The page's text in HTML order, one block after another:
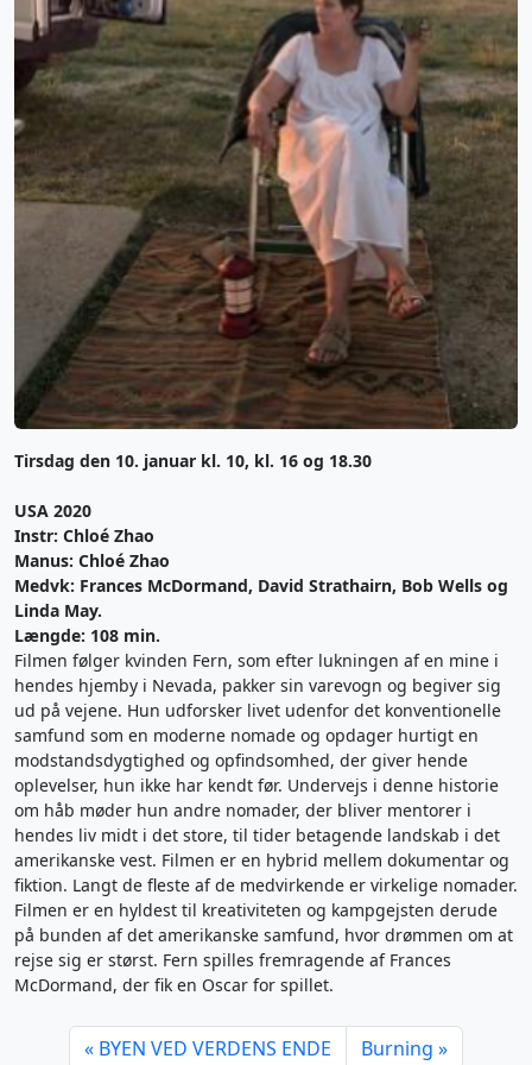
Tirsdag den 10. januar kl. 10, kl. 16 og 18.30
USA 2020
Instr: Chloé Zhao
Manus: Chloé Zhao
Medvk: Frances McDormand, David Strathairn, Bob Wells og
Linda May.
Længde: 108 min.
Filmen følger kvinden Fern, som efter lukningen af en mine i
hendes hjemby i Nevada, pakker sin varevogn og begiver sig
ud på vejene. Hun udforsker livet udenfor det konventionelle
samfund som en moderne nomade og opdager hurtigt en
modstandsdygtighed og opfindsomhed, der giver hende
oplevelser, hun ikke har kendt før. Undervejs i denne historie
om håb møder hun andre nomader, der bliver mentorer i
hendes liv midt i det store, til tider betagende landskab i det
amerikanske vest. Filmen er en hybrid mellem dokumentar og
fiktion. Langt de fleste af de medvirkende er virkelige nomader.
Filmen er en hyldest til kreativiteten og kampgejsten derude
på bunden af det amerikanske samfund, hvor drømmen om at
rejse sig er størst. Fern spilles fremragende af Frances
McDormand, der fik en Oscar for spillet.
BYEN VED VERDENS ENDE Burning